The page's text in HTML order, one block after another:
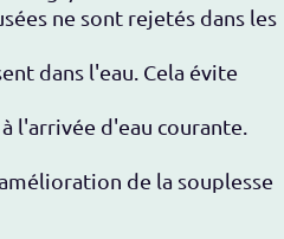
ne sont rejetés dans les
dans l'eau. Cela évite
l'arrivée d'eau courante.
de la souplesse